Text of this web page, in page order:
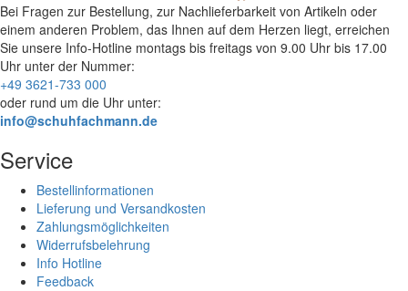
Bei Fragen zur Bestellung, zur Nachlieferbarkeit von Artikeln oder
einem anderen Problem, das Ihnen auf dem Herzen liegt, erreichen
Sie unsere Info-Hotline montags bis freitags von 9.00 Uhr bis 17.00
Uhr unter der Nummer:
+49 3621-733 000
oder rund um die Uhr unter:
info@schuhfachmann.de
Service
Bestellinformationen
Lieferung und Versandkosten
Zahlungsmöglichkeiten
Widerrufsbelehrung
Info Hotline
Feedback